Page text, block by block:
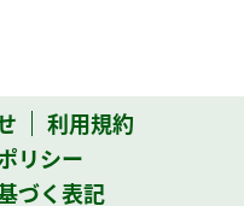
利用規約
リシー
づく表記